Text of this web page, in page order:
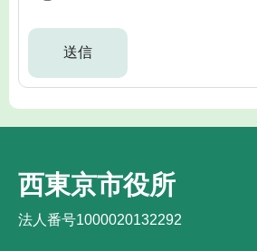
西東京市役所
法人番号1000020132292